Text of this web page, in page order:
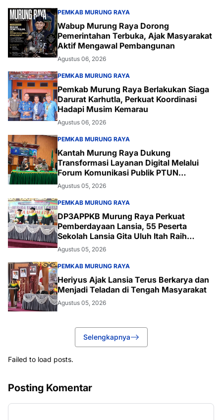
PEMKAB MURUNG RAYA
Wabup Murung Raya Dorong
Pemerintahan Terbuka, Ajak Masyarakat
Aktif Mengawal Pembangunan
Agustus 06, 2026
PEMKAB MURUNG RAYA
Pemkab Murung Raya Berlakukan Siaga
Darurat Karhutla, Perkuat Koordinasi
Hadapi Musim Kemarau
Agustus 06, 2026
PEMKAB MURUNG RAYA
Kantah Murung Raya Dukung
Transformasi Layanan Digital Melalui
Forum Komunikasi Publik PTUN
Palangka Raya
Agustus 05, 2026
PEMKAB MURUNG RAYA
DP3APPKB Murung Raya Perkuat
Pemberdayaan Lansia, 55 Peserta
Sekolah Lansia Gita Uluh Itah Raih
Kelulusan
Agustus 05, 2026
PEMKAB MURUNG RAYA
Heriyus Ajak Lansia Terus Berkarya dan
Menjadi Teladan di Tengah Masyarakat
Agustus 05, 2026
Selengkapnya
Failed to load posts.
Posting Komentar